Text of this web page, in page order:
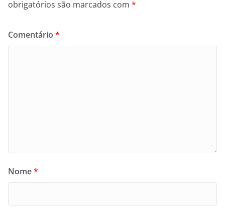
obrigatórios são marcados com *
Comentário *
Nome*